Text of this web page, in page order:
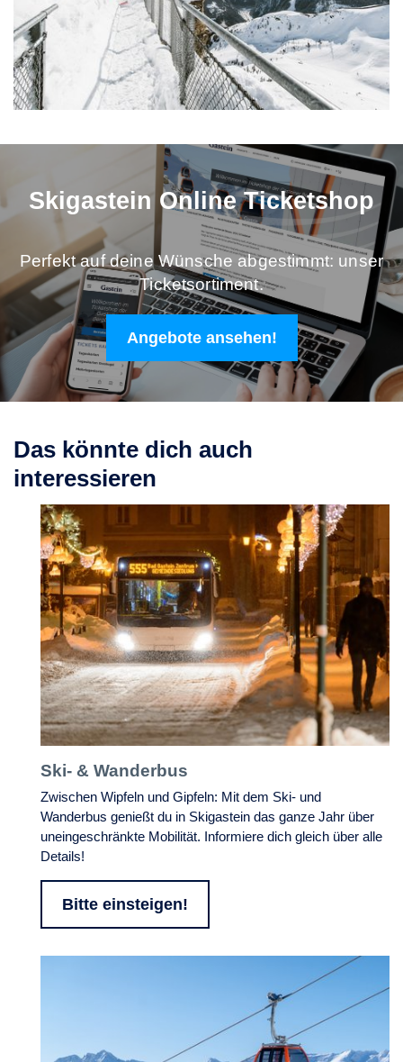
Skigastein Online Ticketshop
Perfekt auf deine Wünsche abgestimmt: unser
Ticketsortiment.
Angebote ansehen!
Das könnte dich auch
interessieren
Ski- & Wanderbus
Zwischen Wipfeln und Gipfeln: Mit dem Ski- und
Wanderbus genießt du in Skigastein das ganze Jahr über
uneingeschränkte Mobilität. Informiere dich gleich über alle
Details!
Bitte einsteigen!